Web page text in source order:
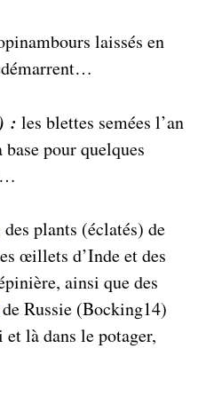
laissés en
: les blettes semées l’an
pour quelques
des plants (éclatés) de
œillets d’Inde et des
ainsi que des
de Russie (Bocking14)
là dans le potager,